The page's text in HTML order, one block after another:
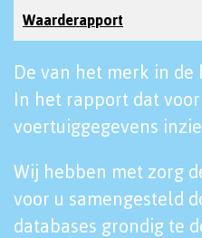
Waarderapport
De van het merk in
In het rapport dat
voertuiggegevens
Wij hebben met zorg
voor u samengesteld
databases grondig te